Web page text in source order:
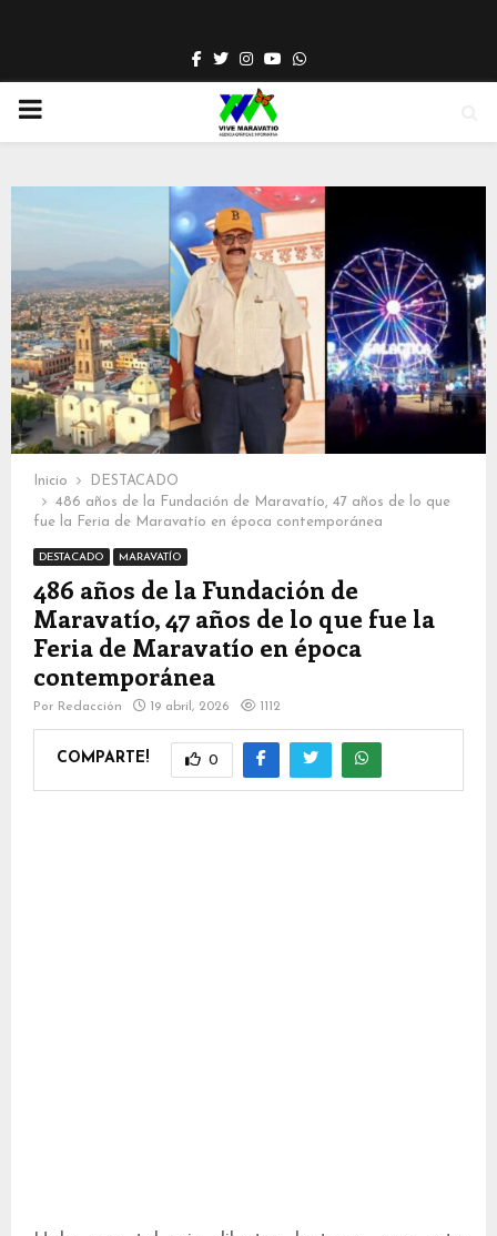
Facebook
TwitterInstagram
YoutubeWhatsapp
PRIMARY
Inicio
DESTACADO
486 años de la Fundación de Maravatío, 47 años de lo que
fue la Feria de Maravatío en época contemporánea
DESTACADO MARAVATÍO
486 años de la Fundación de
Maravatío, 47 años de lo que fue la
Feria de Maravatío en época
contemporánea
Por Redacción 19 abril, 2026 1112
COMPARTE! 0